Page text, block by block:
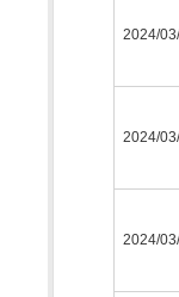
2024/
2024/
2024/